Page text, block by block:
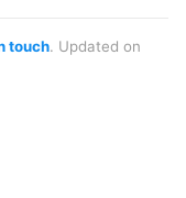
touch. Updated on